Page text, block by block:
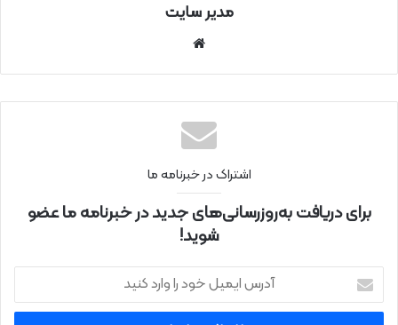
مدیر سایت
نتی
اشتراک در خبرنامه ما
برای دریافت به‌روزرسانی‌های جدید در خبرنامه ما عضو
شوید!
ر